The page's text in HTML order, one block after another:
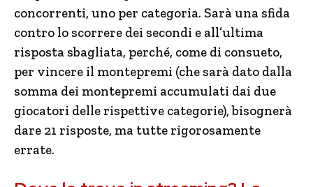
concorrenti, uno per categoria. Sarà una sfida
contro lo scorrere dei secondi e all’ultima
risposta sbagliata, perché, come di consueto,
per vincere il montepremi (che sarà dato dalla
somma dei montepremi accumulati dai due
giocatori delle rispettive categorie), bisognerà
dare 21 risposte, ma tutte rigorosamente
errate.